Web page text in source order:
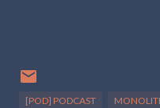
[POD] PODCAST